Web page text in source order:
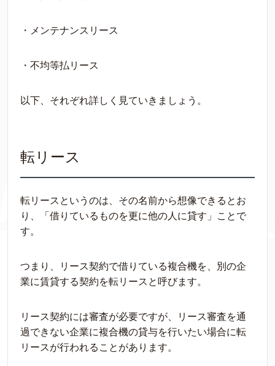
・メンテナンスリース
・不均等払リース
以下、それぞれ詳しく見ていきましょう。
転リース
転リースというのは、その名前から想像できるとお
り、「借りているものを更に他の人に貸す」ことで
す。
つまり、リース契約で借りている複合機を、別の企
業に賃貸する契約を転リースと呼びます。
リース契約には審査が必要ですが、リース審査を通
過できない企業に複合機の貸与を行いたい場合に転
リースが行われることがあります。